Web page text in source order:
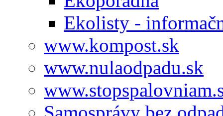
Ekolisty -
www.kompost.sk
www.nulaodpadu.sk